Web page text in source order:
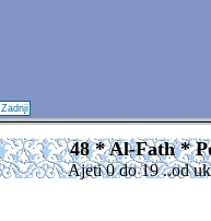
Zadnji
48 * Al-Fath *
Ajeti 0 do 19 ..od